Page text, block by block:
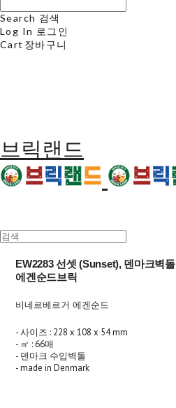
Search 검색
Log In 로그인
Cart 장바구니
브릭랜드
EW2283 선셋 (Sunset), 덴마크벽돌
에겐순드브릭
비네르베르거 에겐순드
- 사이즈 : 228 x 108 x 54 mm
- ㎡ : 66매
- 덴마크 수입벽돌
- made in Denmark